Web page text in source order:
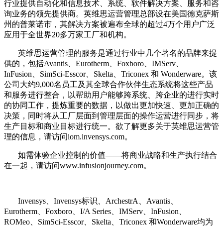
行业提供自动化和信息技术、系统、软件解决方案、服务和咨
询业务的领先提供商。英维思运营管理总部设在美国德克萨斯
州的普莱诺市，其解决方案被遍布全球的超过4万个用户广泛
应用于全世界20多万家工厂和机构。
英维思运营管理的服务是通过行业中几个著名的品牌来提
供的，包括Avantis、Eurotherm、Foxboro、IMServ、
InFusion、SimSci-Esscor、Skelta、Triconex 和 Wonderware。该
公司大约9,000名员工及其全球合作伙伴生态系统将这些产品
和服务进行整合，以帮助用户能够跨系统、跨企业的进行实时
的协同工作，提炼重要的数据，以做出更加快速、更加正确的
决策，同时将从工厂层面到管理层面的操作运营进行同步，将
生产目标和商业目标进行统一。欲了解更多关于英维思运营管
理的信息，请访问iom.invensys.com。
如需体验企业控制的价值——将商业战略和生产执行结合
在一起，请访问www.infusionjourney.com。
Invensys、Invensys标识、ArchestrA、Avantis、
Eurotherm、Foxboro、I/A Series、IMServ、InFusion、
ROMeo、SimSci-Esscor、Skelta、Triconex 和Wonderware均为